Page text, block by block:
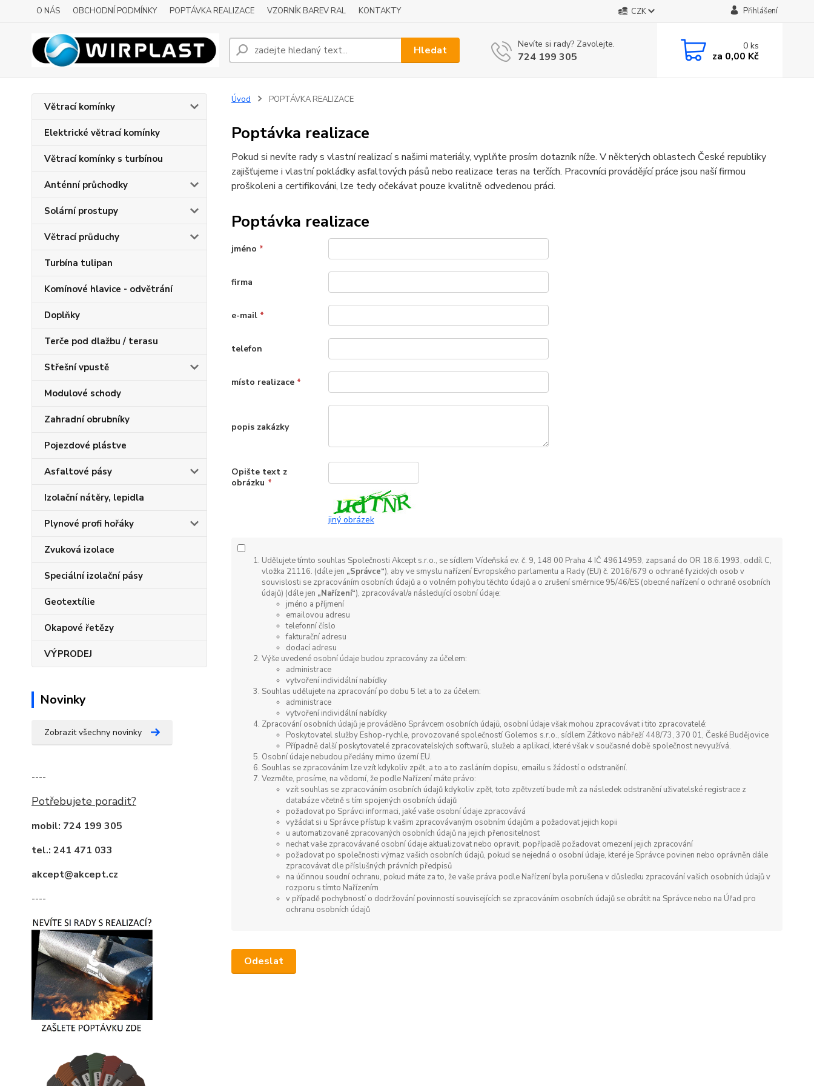
O NÁS OBCHODNÍ PODMÍNKY POPTÁVKA REALIZACE VZORNÍK BAREV RAL KONTAKTY CZK Přihlášení
Hledat Nevíte si rady? Zavolejte.
724 199 305
0ks
za 0,00 Kč
Větrací komínky
Elektrické větrací komínky
Větrací komínky s turbínou
Anténní průchodky
Solární prostupy
Větrací průduchy
Turbína tulipan
Komínové hlavice - odvětrání
Doplňky
Terče pod dlažbu / terasu
Střešní vpustě
Modulové schody
Zahradní obrubníky
Pojezdové plástve
Asfaltové pásy
Izolační nátěry, lepidla
Plynové profi hořáky
Zvuková izolace
Speciální izolační pásy
Geotextílie
Okapové řetězy
VÝPRODEJ
Novinky
Zobrazit všechny novinky
----
Potřebujete poradit?
mobil: 724 199 305
tel.: 241 471 033
akcept@akcept.cz
----
Úvod POPTÁVKA REALIZACE
Poptávka realizace
Pokud si nevíte rady s vlastní realizací s našimi materiály, vyplňte prosím dotazník níže. V některých oblastech České republiky
zajišťujeme i vlastní pokládky asfaltových pásů nebo realizace teras na terčích. Pracovníci provádějící práce jsou naší firmou
proškoleni a certifikováni, lze tedy očekávat pouze kvalitně odvedenou práci.
Poptávka realizace
jméno *
firma
e-mail *
telefon
místo realizace *
popis zakázky
Opište text z
obrázku *
jiný obrázek
Udělujete tímto souhlas Společnosti Akcept s.r.o., se sídlem Vídeňská ev. č. 9, 148 00 Praha 4 IČ 49614959, zapsaná do OR 18.6.1993, oddíl C,
vložka 21116. (dále jen „Správce“), aby ve smyslu nařízení Evropského parlamentu a Rady (EU) č. 2016/679 o ochraně fyzických osob v
souvislosti se zpracováním osobních údajů a o volném pohybu těchto údajů a o zrušení směrnice 95/46/ES (obecné nařízení o ochraně osobních
údajů) (dále jen „Nařízení“), zpracovával/a následující osobní údaje:
jméno a příjmení
emailovou adresu
telefonní číslo
fakturační adresu
dodací adresu
Výše uvedené osobní údaje budou zpracovány za účelem:
administrace
vytvoření individální nabídky
Souhlas udělujete na zpracování po dobu 5 let a to za účelem:
administrace
vytvoření individální nabídky
Zpracování osobních údajů je prováděno Správcem osobních údajů, osobní údaje však mohou zpracovávat i tito zpracovatelé:
Poskytovatel služby Eshop-rychle, provozované společností Golemos s.r.o., sídlem Zátkovo nábřeží 448/73, 370 01, České Budějovice
Případně další poskytovatelé zpracovatelských softwarů, služeb a aplikací, které však v současné době společnost nevyužívá.
Osobní údaje nebudou předány mimo území EU.
Souhlas se zpracováním lze vzít kdykoliv zpět, a to a to zasláním dopisu, emailu s žádostí o odstranění.
Vezměte, prosíme, na vědomí, že podle Nařízení máte právo:
vzít souhlas se zpracováním osobních údajů kdykoliv zpět, toto zpětvzetí bude mít za následek odstranění uživatelské registrace z
databáze včetně s tím spojených osobních údajů
požadovat po Správci informaci, jaké vaše osobní údaje zpracovává
vyžádat si u Správce přístup k vašim zpracovávaným osobním údajům a požadovat jejich kopii
u automatizovaně zpracovaných osobních údajů na jejich přenositelnost
nechat vaše zpracovávané osobní údaje aktualizovat nebo opravit, popřípadě požadovat omezení jejich zpracování
požadovat po společnosti výmaz vašich osobních údajů, pokud se nejedná o osobní údaje, které je Správce povinen nebo oprávněn dále
zpracovávat dle příslušných právních předpisů
na účinnou soudní ochranu, pokud máte za to, že vaše práva podle Nařízení byla porušena v důsledku zpracování vašich osobních údajů v
rozporu s tímto Nařízením
v případě pochybností o dodržování povinností souvisejících se zpracováním osobních údajů se obrátit na Správce nebo na Úřad pro
ochranu osobních údajů